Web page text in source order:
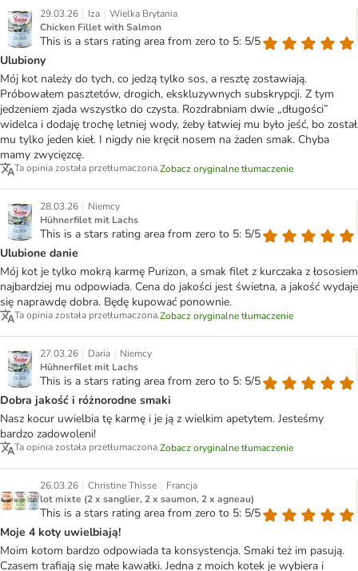
29.03.26 | Iza | Wielka Brytania
Chicken Fillet with Salmon
This is a stars rating area from zero to 5: 5/5
Ulubiony
Mój kot należy do tych, co jedzą tylko sos, a resztę zostawiają.
Próbowałem pasztetów, drogich, ekskluzywnych subskrypcji. Z tym
jedzeniem zjada wszystko do czysta. Rozdrabniam dwie „długości”
widelca i dodaję trochę letniej wody, żeby łatwiej mu było jeść, bo został
mu tylko jeden kieł. I nigdy nie kręcił nosem na żaden smak. Chyba
mamy zwycięzcę.
Ta opinia została przetłumaczona.Zobacz oryginalne tłumaczenie
28.03.26 | Niemcy
Hühnerfilet mit Lachs
This is a stars rating area from zero to 5: 5/5
Ulubione danie
Mój kot je tylko mokrą karmę Purizon, a smak filet z kurczaka z łososiem
najbardziej mu odpowiada. Cena do jakości jest świetna, a jakość wydaje
się naprawdę dobra. Będę kupować ponownie.
Ta opinia została przetłumaczona.Zobacz oryginalne tłumaczenie
27.03.26 | Daria | Niemcy
Hühnerfilet mit Lachs
This is a stars rating area from zero to 5: 5/5
Dobra jakość i różnorodne smaki
Nasz kocur uwielbia tę karmę i je ją z wielkim apetytem. Jesteśmy
bardzo zadowoleni!
Ta opinia została przetłumaczona.Zobacz oryginalne tłumaczenie
26.03.26 | Christine Thisse | Francja
lot mixte (2 x sanglier, 2 x saumon, 2 x agneau)
This is a stars rating area from zero to 5: 5/5
Moje 4 koty uwielbiają!
Moim kotom bardzo odpowiada ta konsystencja. Smaki też im pasują.
Czasem trafiają się małe kawałki. Jedna z moich kotek je wybiera i